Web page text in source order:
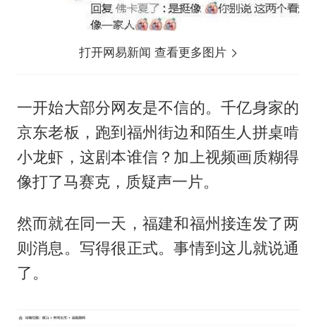
打开网易新闻 查看更多图片
一开始大部分网友是不信的。千亿身家的
京东老板，跑到福州街边和陌生人拼桌啃
小龙虾，这剧本谁信？加上视频画质糊得
像打了马赛克，质疑声一片。
然而就在同一天，福建和福州接连发了两
则消息。写得很正式。事情到这儿就说通
了。